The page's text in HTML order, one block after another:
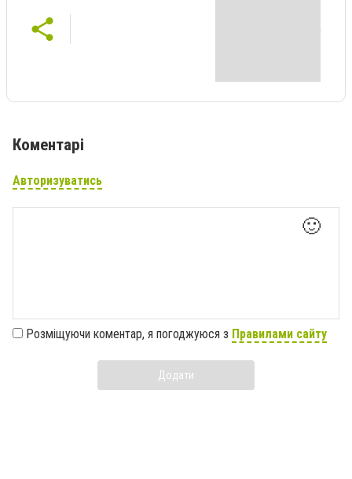
Коментарі
Авторизуватись
🙂
Розміщуючи коментар, я погоджуюся з Правилами сайту
Додати